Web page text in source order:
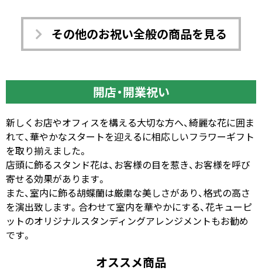
その他のお祝い全般の商品を見る
開店・開業祝い
新しくお店やオフィスを構える大切な方へ、綺麗な花に囲ま
れて、華やかなスタートを迎えるに相応しいフラワーギフト
を取り揃えました。
店頭に飾るスタンド花は、お客様の目を惹き、お客様を呼び
寄せる効果があります。
また、室内に飾る胡蝶蘭は厳粛な美しさがあり、格式の高さ
を演出致します。合わせて室内を華やかにする、花キューピ
ットのオリジナルスタンディングアレンジメントもお勧め
です。
オススメ商品